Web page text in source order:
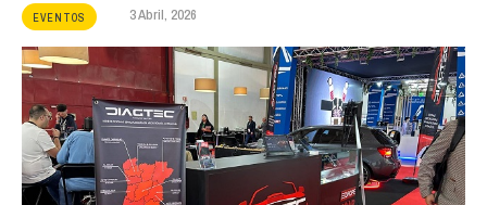
EVENTOS 3 Abril, 2026